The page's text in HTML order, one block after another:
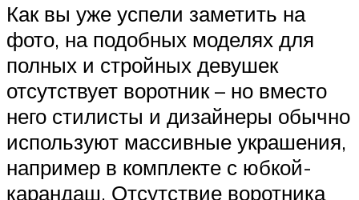
Как вы уже успели заметить на
фото, на подобных моделях для
полных и стройных девушек
отсутствует воротник – но вместо
него стилисты и дизайнеры обычно
используют массивные украшения,
например в комплекте с юбкой-
карандаш. Отсутствие воротника